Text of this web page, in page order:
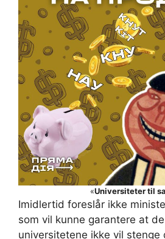
«Universiteter til
Imidlertid foreslår ikke
som vil kunne garantere at
universitetene ikke vil stenge